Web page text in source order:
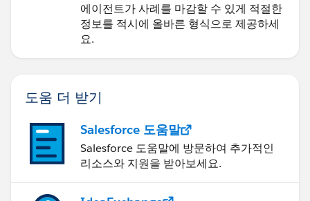
에이전트가 사례를 마감할 수 있게 적절한
정보를 적시에 올바른 형식으로 제공하세
요.
도움 더 받기
Salesforce 도움말
Salesforce 도움말에 방문하여 추가적인
리소스와 지원을 받아보세요.